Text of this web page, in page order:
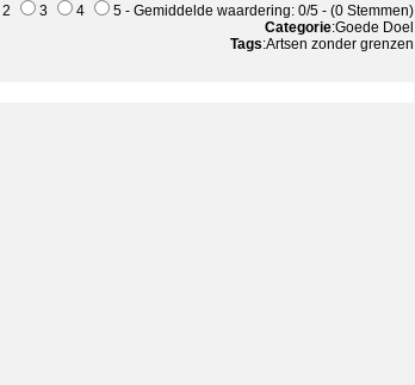
2 3 4
5 - Gemiddelde waardering: 0/5 - (0 Stemmen)
Categorie:Goede Doel
Tags:Artsen zonder grenzen